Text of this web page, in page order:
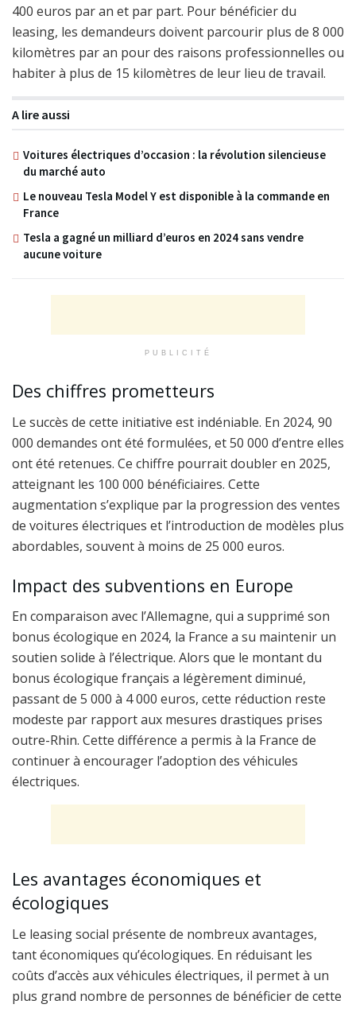
400 euros par an et par part. Pour bénéficier du
leasing, les demandeurs doivent parcourir plus de 8 000
kilomètres par an pour des raisons professionnelles ou
habiter à plus de 15 kilomètres de leur lieu de travail.
A lire aussi
Voitures électriques d’occasion : la révolution silencieuse
du marché auto
Le nouveau Tesla Model Y est disponible à la commande en
France
Tesla a gagné un milliard d’euros en 2024 sans vendre
aucune voiture
PUBLICITÉ
Des chiffres prometteurs
Le succès de cette initiative est indéniable. En 2024, 90
000 demandes ont été formulées, et 50 000 d’entre elles
ont été retenues. Ce chiffre pourrait doubler en 2025,
atteignant les 100 000 bénéficiaires. Cette
augmentation s’explique par la progression des ventes
de voitures électriques et l’introduction de modèles plus
abordables, souvent à moins de 25 000 euros.
Impact des subventions en Europe
En comparaison avec l’Allemagne, qui a supprimé son
bonus écologique en 2024, la France a su maintenir un
soutien solide à l’électrique. Alors que le montant du
bonus écologique français a légèrement diminué,
passant de 5 000 à 4 000 euros, cette réduction reste
modeste par rapport aux mesures drastiques prises
outre-Rhin. Cette différence a permis à la France de
continuer à encourager l’adoption des véhicules
électriques.
Les avantages économiques et
écologiques
Le leasing social présente de nombreux avantages,
tant économiques qu’écologiques. En réduisant les
coûts d’accès aux véhicules électriques, il permet à un
plus grand nombre de personnes de bénéficier de cette